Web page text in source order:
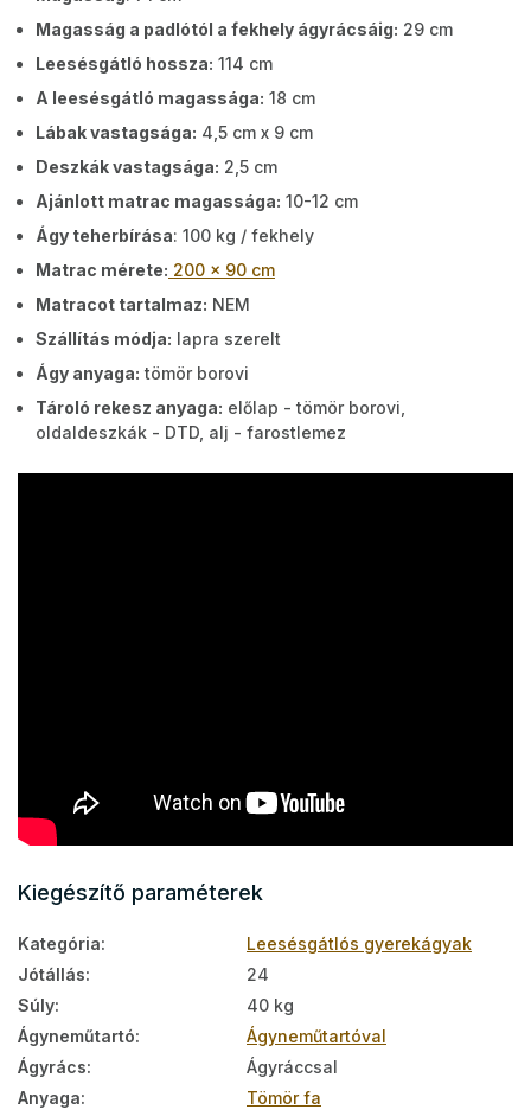
Magasság a padlótól a fekhely ágyrácsáig: 29 cm
Leesésgátló hossza: 114 cm
A leesésgátló magassága: 18 cm
Lábak vastagsága: 4,5 cm x 9 cm
Deszkák vastagsága: 2,5 cm
Ajánlott matrac magassága: 10-12 cm
Ágy teherbírása: 100 kg / fekhely
Matrac mérete: 200 x 90 cm
Matracot tartalmaz: NEM
Szállítás módja: lapra szerelt
Ágy anyaga: tömör borovi
Tároló rekesz anyaga: előlap - tömör borovi,
oldaldeszkák - DTD, alj - farostlemez
Kiegészítő paraméterek
Kategória:
Leesésgátlós gyerekágyak
Jótállás:
24
Súly:
40 kg
Ágyneműtartó:
Ágyneműtartóval
Ágyrács:
Ágyráccsal
Anyaga:
Tömör fa